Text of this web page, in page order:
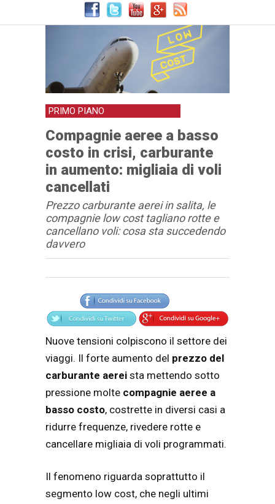
PRIMO PIANO
Compagnie aeree a basso
costo in crisi, carburante
in aumento: migliaia di voli
cancellati
Prezzo carburante aerei in salita, le
compagnie low cost tagliano rotte e
cancellano voli: cosa sta succedendo
davvero
Articolo
Testo articolo principale
Nuove tensioni colpiscono il settore dei
viaggi. Il forte aumento del prezzo del
carburante aerei sta mettendo sotto
pressione molte compagnie aeree a
basso costo, costrette in diversi casi a
ridurre frequenze, rivedere rotte e
cancellare migliaia di voli programmati.
Il fenomeno riguarda soprattutto il
segmento low cost, che negli ultimi